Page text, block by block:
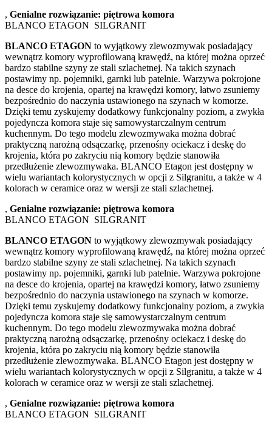
, Genialne rozwiązanie: piętrowa komora
BLANCO ETAGON SILGRANIT
BLANCO ETAGON to wyjątkowy zlewozmywak posiadający
wewnątrz komory wyprofilowaną krawędź, na której można oprzeć
bardzo stabilne szyny ze stali szlachetnej. Na takich szynach
postawimy np. pojemniki, garnki lub patelnie. Warzywa pokrojone
na desce do krojenia, opartej na krawędzi komory, łatwo zsuniemy
bezpośrednio do naczynia ustawionego na szynach w komorze.
Dzięki temu zyskujemy dodatkowy funkcjonalny poziom, a zwykła
pojedyncza komora staje się samowystarczalnym centrum
kuchennym. Do tego modelu zlewozmywaka można dobrać
praktyczną narożną odsączarkę, przenośny ociekacz i deskę do
krojenia, która po zakryciu nią komory będzie stanowiła
przedłużenie zlewozmywaka. BLANCO Etagon jest dostępny w
wielu wariantach kolorystycznych w opcji z Silgranitu, a także w 4
kolorach w ceramice oraz w wersji ze stali szlachetnej.
, Genialne rozwiązanie: piętrowa komora
BLANCO ETAGON SILGRANIT
BLANCO ETAGON to wyjątkowy zlewozmywak posiadający
wewnątrz komory wyprofilowaną krawędź, na której można oprzeć
bardzo stabilne szyny ze stali szlachetnej. Na takich szynach
postawimy np. pojemniki, garnki lub patelnie. Warzywa pokrojone
na desce do krojenia, opartej na krawędzi komory, łatwo zsuniemy
bezpośrednio do naczynia ustawionego na szynach w komorze.
Dzięki temu zyskujemy dodatkowy funkcjonalny poziom, a zwykła
pojedyncza komora staje się samowystarczalnym centrum
kuchennym. Do tego modelu zlewozmywaka można dobrać
praktyczną narożną odsączarkę, przenośny ociekacz i deskę do
krojenia, która po zakryciu nią komory będzie stanowiła
przedłużenie zlewozmywaka. BLANCO Etagon jest dostępny w
wielu wariantach kolorystycznych w opcji z Silgranitu, a także w 4
kolorach w ceramice oraz w wersji ze stali szlachetnej.
, Genialne rozwiązanie: piętrowa komora
BLANCO ETAGON SILGRANIT